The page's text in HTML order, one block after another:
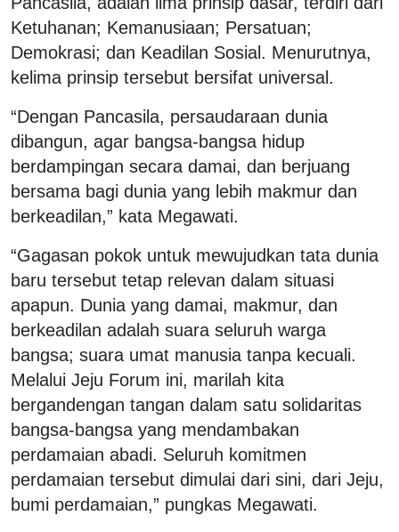
Ketuhanan; Kemanusiaan; Persatuan;
Demokrasi; dan Keadilan Sosial. Menurutnya,
kelima prinsip tersebut bersifat universal.
“Dengan Pancasila, persaudaraan dunia
dibangun, agar bangsa-bangsa hidup
berdampingan secara damai, dan berjuang
bersama bagi dunia yang lebih makmur dan
berkeadilan,” kata Megawati.
“Gagasan pokok untuk mewujudkan tata dunia
baru tersebut tetap relevan dalam situasi
apapun. Dunia yang damai, makmur, dan
berkeadilan adalah suara seluruh warga
bangsa; suara umat manusia tanpa kecuali.
Melalui Jeju Forum ini, marilah kita
bergandengan tangan dalam satu solidaritas
bangsa-bangsa yang mendambakan
perdamaian abadi. Seluruh komitmen
perdamaian tersebut dimulai dari sini, dari Jeju,
bumi perdamaian,” pungkas Megawati.